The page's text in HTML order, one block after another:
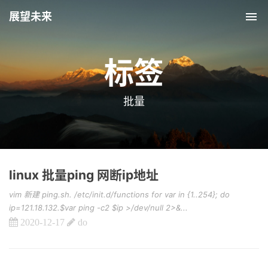
展望未来
标签
批量
linux 批量ping 网断ip地址
vim 新建 ping.sh. /etc/init.d/functions for var in {1..254}; do
ip=121.18.132.$var ping -c2 $ip >/dev/null 2>&...
2020-12-17
do